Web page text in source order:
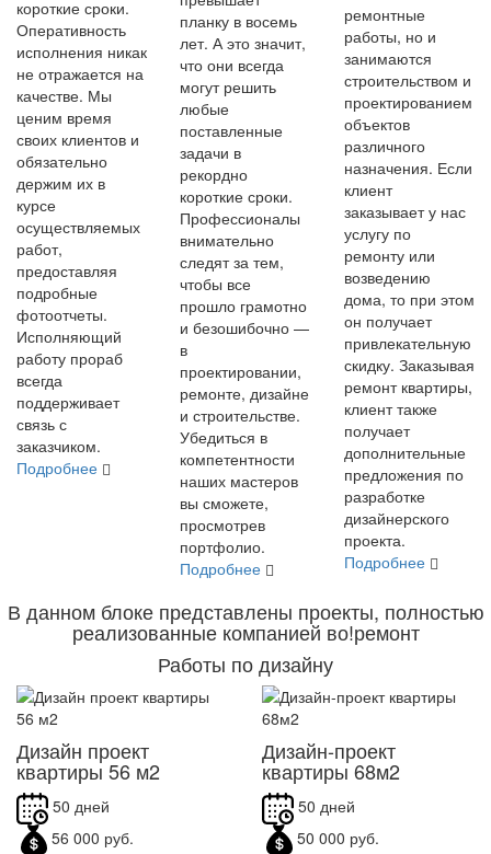
короткие сроки.
Оперативность
исполнения никак
не отражается на
качестве. Мы
ценим время
своих клиентов и
обязательно
держим их в
курсе
осуществляемых
работ,
предоставляя
подробные
фотоотчеты.
Исполняющий
работу прораб
всегда
поддерживает
связь с
заказчиком.
Подробнее
планку в восемь
лет. А это значит,
что они всегда
могут решить
любые
поставленные
задачи в
рекордно
короткие сроки.
Профессионалы
внимательно
следят за тем,
чтобы все
прошло грамотно
и безошибочно —
в
проектировании,
ремонте, дизайне
и строительстве.
Убедиться в
компетентности
наших мастеров
вы сможете,
просмотрев
портфолио.
Подробнее
ремонтные
работы, но и
занимаются
строительством и
проектированием
объектов
различного
назначения. Если
клиент
заказывает у нас
услугу по
ремонту или
возведению
дома, то при этом
он получает
привлекательную
скидку. Заказывая
ремонт квартиры,
клиент также
получает
дополнительные
предложения по
разработке
дизайнерского
проекта.
Подробнее
В данном блоке представлены проекты, полностью
реализованные компанией во!ремонт
Работы по дизайну
Дизайн проект
квартиры 56 м2
50 дней
56 000 руб.
Дизайн-проект
квартиры 68м2
50 дней
50 000 руб.